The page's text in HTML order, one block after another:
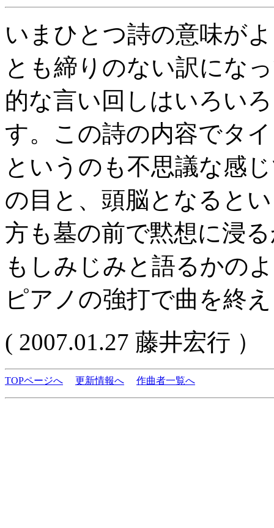
いまひとつ詩の意味が
とも締りのない訳にな
的な言い回しはいろい
す。この詩の内容でタ
というのも不思議な感
の目と、頭脳となると
方も墓の前で黙想に浸
もしみじみと語るかの
ピアノの強打で曲を終
( 2007.01.27 藤井宏行 ）
TOPページへ 更新情報へ 作曲者一覧へ